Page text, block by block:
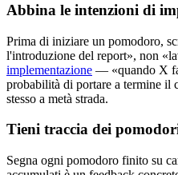
Abbina le intenzioni di
Prima di iniziare un pomodoro,
l'introduzione del report», non
implementazione — «quando X
probabilità di portare a termine il
stesso a metà strada.
Tieni traccia dei
Segna ogni pomodoro finito su